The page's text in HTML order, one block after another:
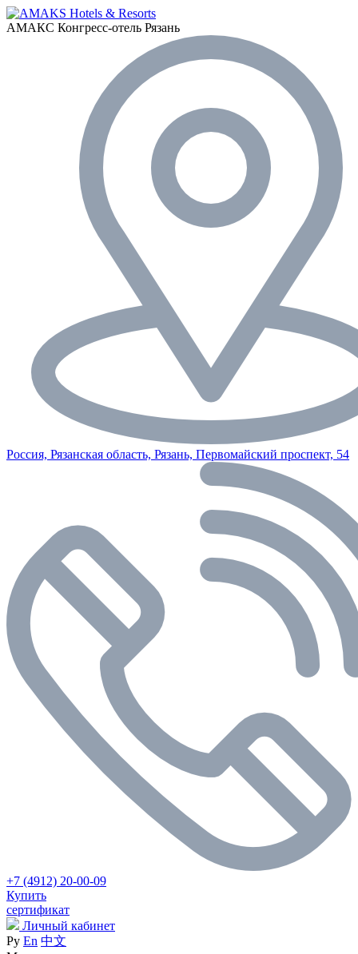
АМАКС Конгресс-отель Рязань
Россия, Рязанская область, Рязань, Первомайский проспект, 54
+7 (4912) 20-00-09
Купить
сертификат
Личный кабинет
Ру En 中文